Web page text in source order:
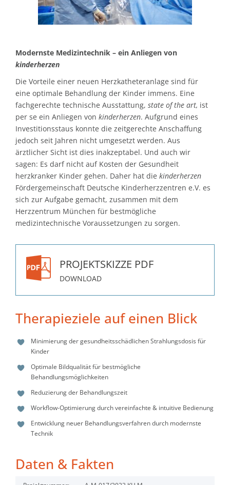
Modernste Medizintechnik – ein Anliegen von
kinderherzen
Die Vorteile einer neuen Herzkatheteranlage sind für
eine optimale Behandlung der Kinder immens. Eine
fachgerechte technische Ausstattung, state of the art, ist
per se ein Anliegen von kinderherzen. Aufgrund eines
Investitionsstaus konnte die zeitgerechte Anschaffung
jedoch seit Jahren nicht umgesetzt werden. Aus
ärztlicher Sicht ist dies inakzeptabel. Und auch wir
sagen: Es darf nicht auf Kosten der Gesundheit
herzkranker Kinder gehen. Daher hat die kinderherzen
Fördergemeinschaft Deutsche Kinderherzzentren e.V. es
sich zur Aufgabe gemacht, zusammen mit dem
Herzzentrum München für bestmögliche
medizintechnische Voraussetzungen zu sorgen.
PROJEKTSKIZZE PDF
DOWNLOAD
Therapieziele auf einen Blick
Minimierung der gesundheitsschädlichen Strahlungsdosis für
Kinder
Optimale Bildqualität für bestmögliche
Behandlungsmöglichkeiten
Reduzierung der Behandlungszeit
Workflow-Optimierung durch vereinfachte & intuitive Bedienung
Entwicklung neuer Behandlungsverfahren durch modernste
Technik
Daten & Fakten